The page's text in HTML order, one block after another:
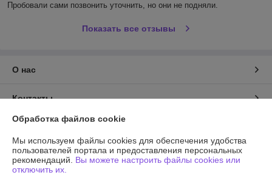
Пробовали сами позвонить уточнить, но они не подняли.
Показать все отзывы
О нас
Контакты
Доставка и оплата
График работы
Обработка файлов cookie
Мы используем файлы cookies для обеспечения удобства
пользователей портала и предоставления персональных
рекомендаций. Вы можете настроить файлы cookies или
отключить их.